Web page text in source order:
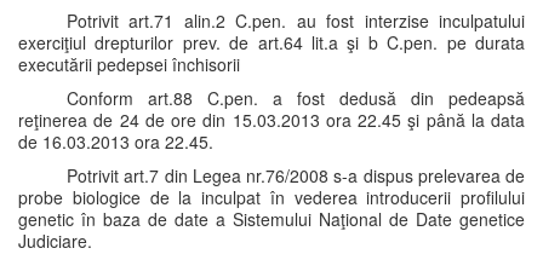
Potrivit art.71 alin.2 C.pen. au fost interzise inculpatului
exerciţiul drepturilor prev. de art.64 lit.a şi b C.pen. pe durata
executării pedepsei închisorii
Conform art.88 C.pen. a fost dedusă din pedeapsă
reţinerea de 24 de ore din 15.03.2013 ora 22.45 şi până la data
de 16.03.2013 ora 22.45.
Potrivit art.7 din Legea nr.76/2008 s-a dispus prelevarea de
probe biologice de la inculpat în vederea introducerii profilului
genetic în baza de date a Sistemului Naţional de Date genetice
Judiciare.